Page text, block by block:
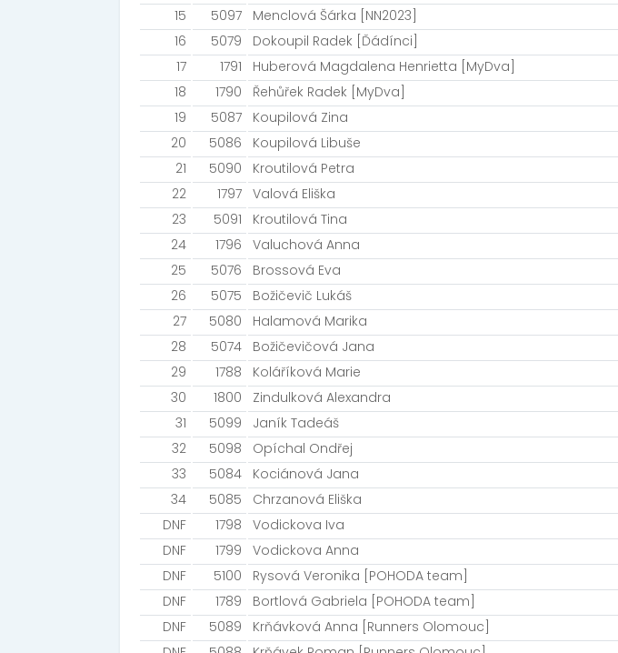
15
5097 Menclová Šárka [NN2023]
16
5079 Dokoupil Radek [Ďádínci]
17
1791 Huberová Magdalena Henrietta [MyDva]
18
1790 Řehůřek Radek [MyDva]
19
5087 Koupilová Zina
20
5086 Koupilová Libuše
21
5090 Kroutilová Petra
22
1797 Valová Eliška
23
5091 Kroutilová Tina
24
1796 Valuchová Anna
25
5076 Brossová Eva
26
5075 Božičevič Lukáš
27
5080 Halamová Marika
28
5074 Božičevičová Jana
29
1788 Koláříková Marie
30
1800 Zindulková Alexandra
31
5099 Janík Tadeáš
32
5098 Opíchal Ondřej
33
5084 Kociánová Jana
34
5085 Chrzanová Eliška
DNF
1798 Vodickova Iva
DNF
1799 Vodickova Anna
DNF
5100 Rysová Veronika [POHODA team]
DNF
1789 Bortlová Gabriela [POHODA team]
DNF
5089 Krňávková Anna [Runners Olomouc]